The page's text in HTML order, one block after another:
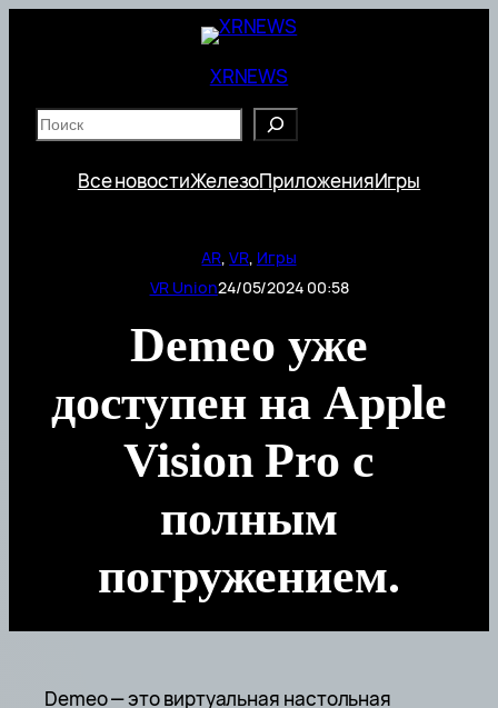
XRNEWS
Все новостиЖелезоПриложенияИгры
AR, VR, Игры
VR Union24/05/2024 00:58
Demeo уже
доступен на Apple
Vision Pro c
полным
погружением.
Demeo — это виртуальная настольная